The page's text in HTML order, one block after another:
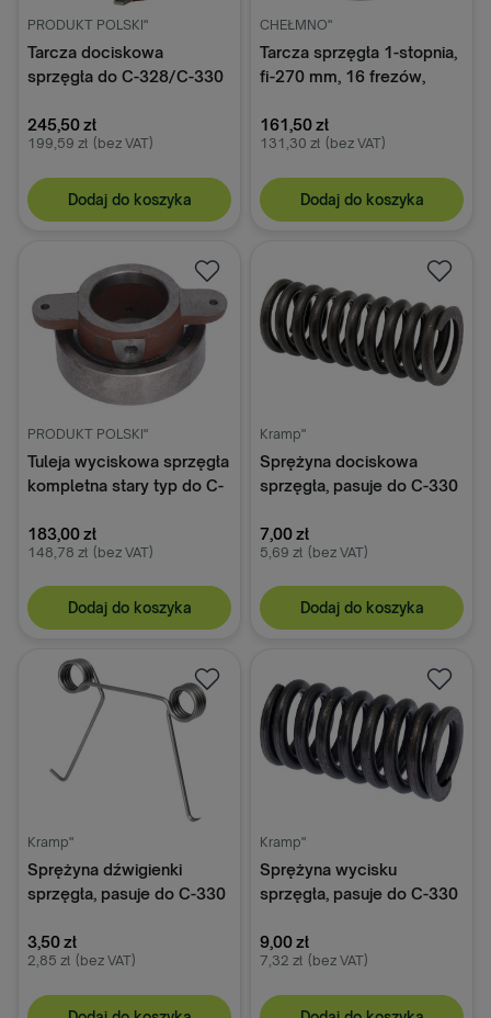
PRODUKT POLSKI"
Tarcza dociskowa
sprzęgła do C-328/C-330
POLSKI
245,50 zł
199,59 zł (bez VAT)
Dodaj do koszyka
CHEŁMNO"
Tarcza sprzęgła 1-stopnia,
fi-270 mm, 16 frezów,
42212090 Chełmno
161,50 zł
131,30 zł (bez VAT)
Dodaj do koszyka
PRODUKT POLSKI"
Tuleja wyciskowa sprzęgła
kompletna stary typ do C-
Produkt krajowy
183,00 zł
148,78 zł (bez VAT)
Dodaj do koszyka
Kramp"
Sprężyna dociskowa
sprzęgła, pasuje do C-330
7,00 zł
5,69 zł (bez VAT)
Dodaj do koszyka
Kramp"
Sprężyna dźwigienki
sprzęgła, pasuje do C-330
3,50 zł
2,85 zł (bez VAT)
Kramp"
Sprężyna wycisku
sprzęgła, pasuje do C-330
9,00 zł
7,32 zł (bez VAT)